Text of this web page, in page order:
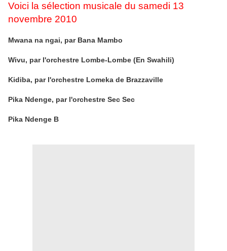
Voici la sélection musicale du samedi 13
novembre 2010
Mwana na ngai, par Bana Mambo
Wivu, par l'orchestre Lombe-Lombe (En Swahili)
Kidiba, par l'orchestre Lomeka de Brazzaville
Pika Ndenge, par l'orchestre Sec Sec
Pika Ndenge B